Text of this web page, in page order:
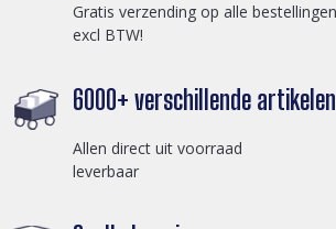
Gratis verzending op alle
excl BTW!
6000+ verschillende
Allen direct uit voorraad
leverbaar